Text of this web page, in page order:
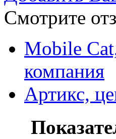
Смотрите
Mobile
компания
Артикс,